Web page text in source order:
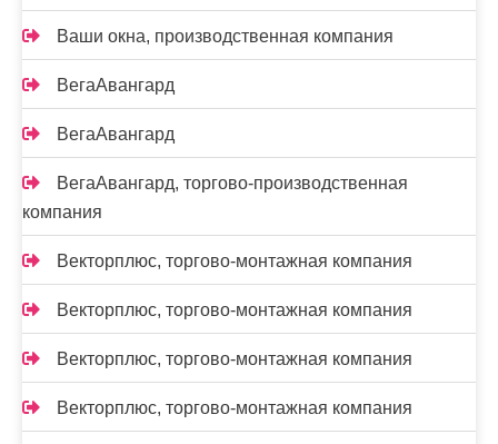
Ваши окна, производственная компания
ВегаАвангард
ВегаАвангард
ВегаАвангард, торгово-производственная
компания
Векторплюс, торгово-монтажная компания
Векторплюс, торгово-монтажная компания
Векторплюс, торгово-монтажная компания
Векторплюс, торгово-монтажная компания